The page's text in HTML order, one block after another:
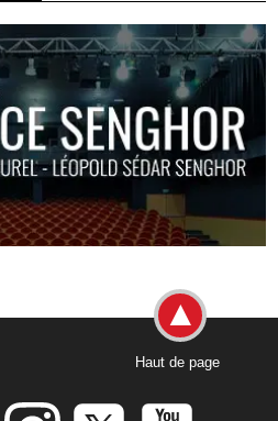
Haut de page